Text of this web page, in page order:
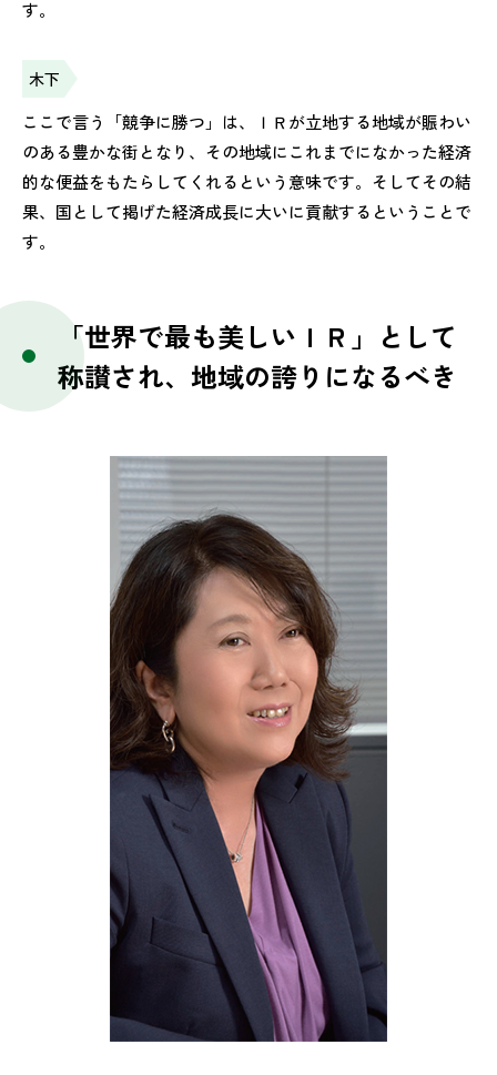
す。
木下
ここで言う「競争に勝つ」は、ＩＲが立地する地域が賑わい
のある豊かな街となり、その地域にこれまでになかった経済
的な便益をもたらしてくれるという意味です。そしてその結
果、国として掲げた経済成長に大いに貢献するということで
す。
「世界で最も美しいＩＲ」として
称讃され、地域の誇りになるべき